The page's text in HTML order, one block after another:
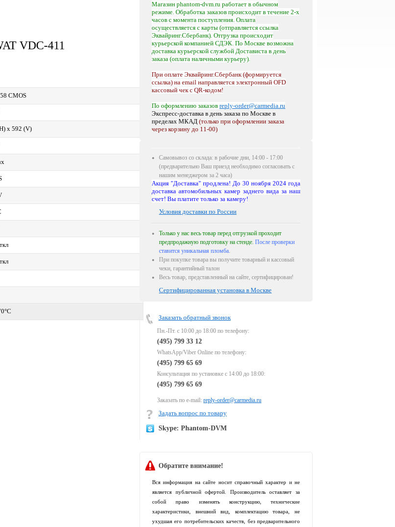
Магазин phantom-dvm.ru работает в обычном
режиме. Обработка заказов происходит в течение 2-х
часов с момента поступления. Оплата
осуществляется с карты (отправляется ссылка
Эквайринг.Сбербанк). Отгрузка происходит
курьерской компанией СДЭК. По Москве возможна
доставка курьерской службой Достависта в день
заказа (оплата наличными курьеру).
При оплате Эквайринг.Сбербанк (формируется
ссылка) на email направляется электронный OFD
кассовый чек с QR-кодом!
По оформлению заказов reply-order@carmedia.ru
Экспресс-доставка в день заказа по Москве в
пределах МКАД (только при оформлении заказа
через корзину до 11-00)
Самовывоз со склада: в рабочие дни, 14:00 - 17:00
(предварительно Ваш приезд необходимо согласовать с
нашим менеджером за 2 часа)
Акция "Доставка" продлена! До 30 ноября 2024 года
доставка автомобильных камер заднего вида за наш
счет! Вы платите только за камеру!
Условия доставки по России
Только у нас весь товар перед отгрузкой проходит
предпродажную подготовку на стенде. После проверки
ставится уникальная пломба.
При покупке товара вы получите товарный и кассовый
чеки, гарантийный талон
Весь товар, представленный на сайте, сертифицирован!
Сертифицированная установка в Москве
Заказать обратный звонок
Пн.-Пт. с 10:00 до 18:00 по телефону:
(495) 799 33 12
WhatsApp/Viber Online по телефону:
(495) 799 65 69
Консультация по установке с 14:00 до 18:00:
(495) 799 65 69
Заказать по e-mail: reply-order@carmedia.ru
Задать вопрос по товару
Skype: Phantom-DVM
Обратите внимание!
Вся информация на сайте носит справочный характер и не
является публичной офертой. Производитель оставляет за
собой право изменять конструкцию, технические
характеристики, внешний вид, комплектацию товара, не
ухудшая его потребительских качеств, без предварительного
VDC-411
CMOS
x 592 (V)